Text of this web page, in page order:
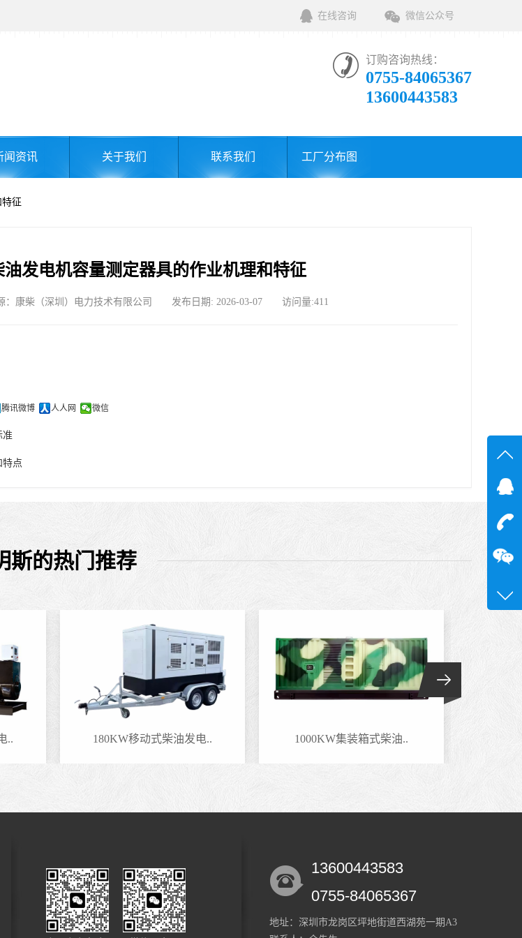
在线咨询 微信公众号
订购咨询热线：
0755-84065367
13600443583
闻资讯 关于我们 联系我们 工厂分布图
征
油发电机容量测定器具的作业机理和特征
：康柴（深圳）电力技术有限公司 发布日期: 2026-03-07 访问量:411
腾讯微博 人人网 微信
准
特点
斯的热门推荐
.. 180KW移动式柴油发电.. 1000KW集装箱式柴油..
13600443583
0755-84065367
地址：深圳市龙岗区坪地街道西湖苑一期A3
在线
在
咨询